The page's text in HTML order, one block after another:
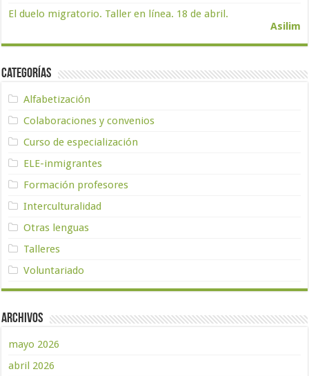
El duelo migratorio. Taller en línea. 18 de abril.
Asilim
Categorías
Alfabetización
Colaboraciones y convenios
Curso de especialización
ELE-inmigrantes
Formación profesores
Interculturalidad
Otras lenguas
Talleres
Voluntariado
Archivos
mayo 2026
abril 2026